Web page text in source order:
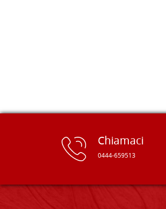
Chiamaci
0444-659513